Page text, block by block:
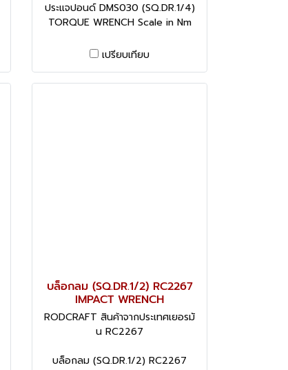
ประแจปอนด์ DMS030 (SQ.DR.1/4)
TORQUE WRENCH Scale in Nm
เปรียบเทียบ
บล็อกลม (SQ.DR.1/2) RC2267
IMPACT WRENCH
RODCRAFT สินค้าจากประเทศเยอรมั
น RC2267
บล็อกลม (SQ.DR.1/2) RC2267